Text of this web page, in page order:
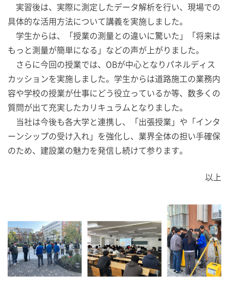
実習後は、実際に測定したデータ解析を行い、現場での
具体的な活用方法について講義を実施しました。
学生からは、「授業の測量との違いに驚いた」「将来は
もっと測量が簡単になる」などの声が上がりました。
さらに今回の授業では、OBが中心となりパネルディス
カッションを実施しました。学生からは道路施工の業務内
容や学校の授業が仕事にどう役立っているか等、数多くの
質問が出て充実したカリキュラムとなりました。
当社は今後も各大学と連携し、「出張授業」や「インタ
ーンシップの受け入れ」を強化し、業界全体の担い手確保
のため、建設業の魅力を発信し続けて参ります。
以上